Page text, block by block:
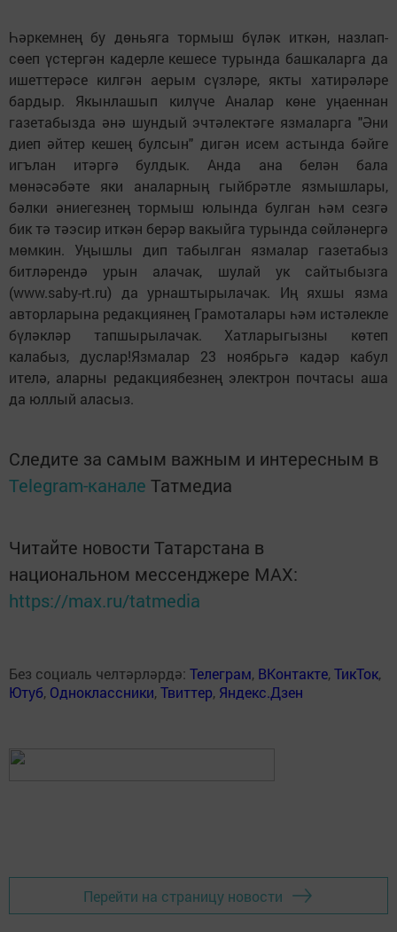
Һәркемнең бу дөньяга тормыш бүләк иткән, назлап-
сөеп үстергән кадерле кешесе турында башкаларга да
ишеттерәсе килгән аерым сүзләре, якты хатирәләре
бардыр. Якынлашып килүче Аналар көне уңаеннан
газетабызда әнә шундый эчтәлектәге язмаларга "Әни
диеп әйтер кешең булсын" дигән исем астында бәйге
игълан итәргә булдык. Анда ана белән бала
мөнәсәбәте яки аналарның гыйбрәтле язмышлары,
бәлки әниегезнең тормыш юлында булган һәм сезгә
бик тә тәэсир иткән берәр вакыйга турында сөйләнергә
мөмкин. Уңышлы дип табылган язмалар газетабыз
битләрендә урын алачак, шулай ук сайтыбызга
(www.saby-rt.ru) да урнаштырылачак. Иң яхшы язма
авторларына редакциянең Грамоталары һәм истәлекле
бүләкләр тапшырылачак. Хатларыгызны көтеп
калабыз, дуслар!Язмалар 23 ноябрьгә кадәр кабул
ителә, аларны редакциябезнең электрон почтасы аша
да юллый аласыз.
Следите за самым важным и интересным в
Telegram-канале Татмедиа
Читайте новости Татарстана в
национальном мессенджере MАХ:
https://max.ru/tatmedia
Без социаль челтәрләрдә: Телеграм, ВКонтакте,ТикТок,
Ютуб, Одноклассники,Твиттер, Яндекс.Дзен
Перейти на страницу новости